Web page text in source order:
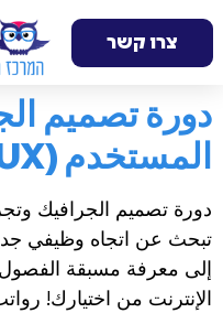
צרו קשר
دورة تصميم
المستخدم (UI/UX)
تبحث عن اتجاه وظيفي
إلى معرفة مسبقة الفصول